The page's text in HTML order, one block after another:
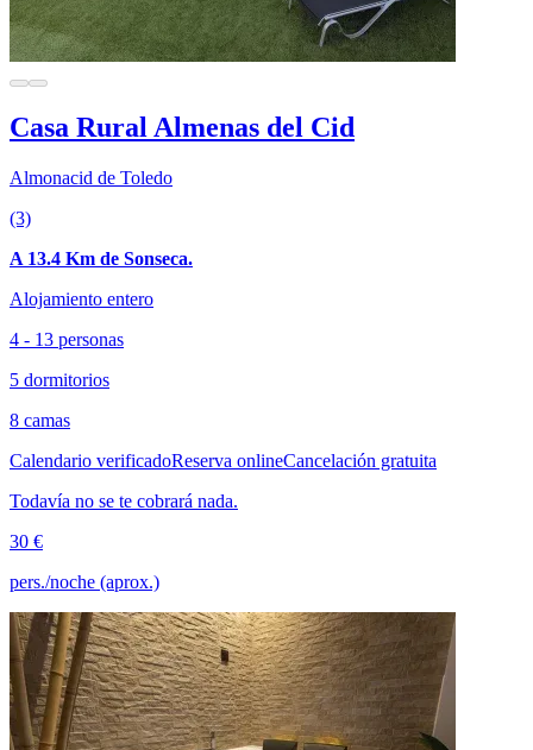
Casa Rural Almenas del Cid
Almonacid de Toledo
(3)
A 13.4 Km de Sonseca.
Alojamiento entero
4 - 13 personas
5 dormitorios
8 camas
Calendario verificadoReserva onlineCancelación gratuita
Todavía no se te cobrará nada.
30 €
pers./noche (aprox.)